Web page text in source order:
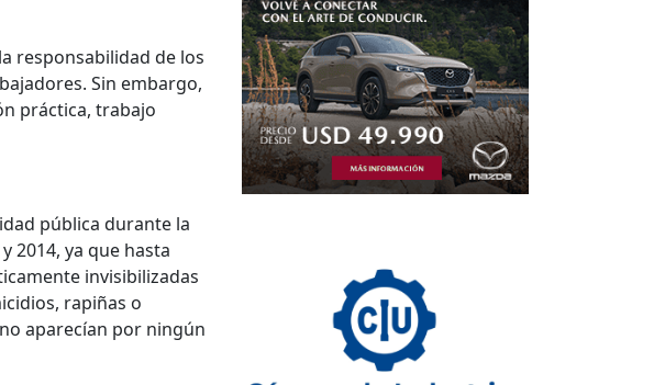
responsabilidad de los
Sin embargo,
práctica, trabajo
pública durante la
2014, ya que hasta
invisibilizadas
rapiñas o
aparecían por ningún